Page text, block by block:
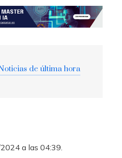
de última hora
a las 04:39.